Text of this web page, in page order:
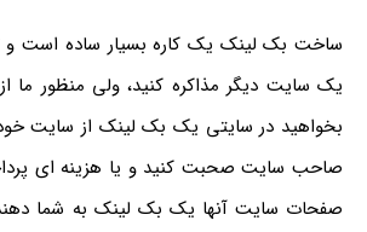
ساخت بک لینک یک کاره بسیار ساده است و
یک سایت دیگر مذاکره کنید، ولی منظور ما
بخواهید در سایتی یک بک لینک از سایت خود
صاحب سایت صحبت کنید و یا هزینه ای
صفحات سایت آنها یک بک لینک به شما